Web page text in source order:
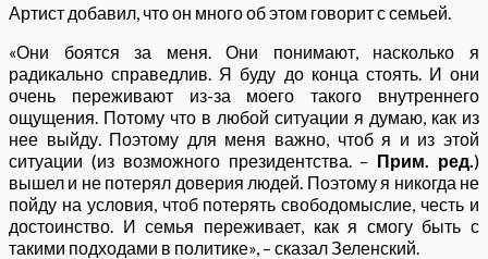
Артист добавил, что он много об этом говорит с семьей.
«Они боятся за меня. Они понимают, насколько я
радикально справедлив. Я буду до конца стоять. И они
очень переживают из-за моего такого внутреннего
ощущения. Потому что в любой ситуации я думаю, как из
нее выйду. Поэтому для меня важно, чтоб я и из этой
ситуации (из возможного президентства. – Прим. ред. )
вышел и не потерял доверия людей. Поэтому я никогда не
пойду на условия, чтоб потерять свободомыслие, честь и
достоинство. И семья переживает, как я смогу быть с
такими подходами в политике», – сказал Зеленский.